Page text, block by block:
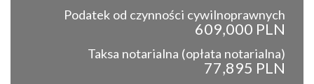
Podatek od czynności cywilnoprawnych
609,000 PLN
Taksa notarialna (opłata notarialna)
77,895 PLN